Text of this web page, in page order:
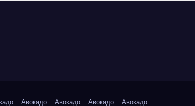
Авокадо Авокадо Авокадо Авокадо